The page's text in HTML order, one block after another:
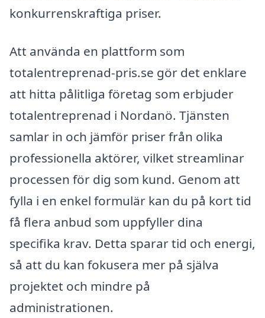
konkurrenskraftiga priser.
Att använda en plattform som
totalentreprenad-pris.se gör det enklare
att hitta pålitliga företag som erbjuder
totalentreprenad i Nordanö. Tjänsten
samlar in och jämför priser från olika
professionella aktörer, vilket streamlinar
processen för dig som kund. Genom att
fylla i en enkel formulär kan du på kort tid
få flera anbud som uppfyller dina
specifika krav. Detta sparar tid och energi,
så att du kan fokusera mer på själva
projektet och mindre på
administrationen.